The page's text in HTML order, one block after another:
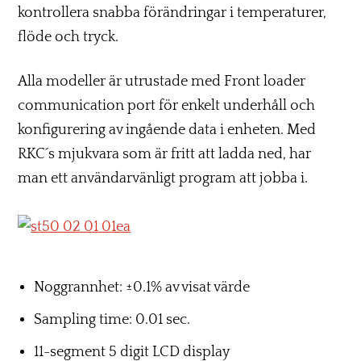
kontrollera snabba förändringar i temperaturer,
flöde och tryck.
Alla modeller är utrustade med Front loader
communication port för enkelt underhåll och
konfigurering av ingående data i enheten. Med
RKC´s mjukvara som är fritt att ladda ned, har
man ett användarvänligt program att jobba i.
Noggrannhet: ±0.1% av visat värde
Sampling time: 0.01 sec.
11-segment 5 digit LCD display